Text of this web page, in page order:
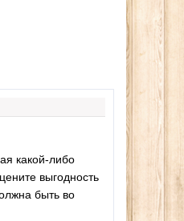
Эспандер фитнес
тренажер (средняя
какой-либо
выгодность
быть во